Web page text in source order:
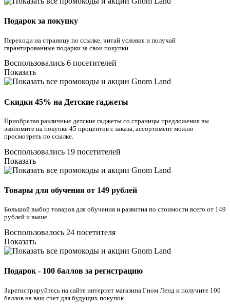
Подарок за покупку
Переходи на страницу по ссылке, читай условия и получай
гарантированные подарки за свои покупки
Воспользовались 6 посетителей
Показать
Скидки 45% на Детские гаджеты
Приобретая различные детские гаджеты со страницы предложения вы
экономите на покупке 45 процентов с заказа, ассортимент можно
просмотреть по ссылке.
Воспользовались 19 посетителей
Показать
Товары для обучения от 149 рублей
Большой выбор товаров для обучения и развития по стоимости всего от 149
рублей и выше
Воспользовалось 24 посетителя
Показать
Подарок - 100 баллов за регистрацию
Зарегистрируйтесь на сайте интернет магазина Гном Ленд и получите 100
баллов на ваш счет для будущих покупок